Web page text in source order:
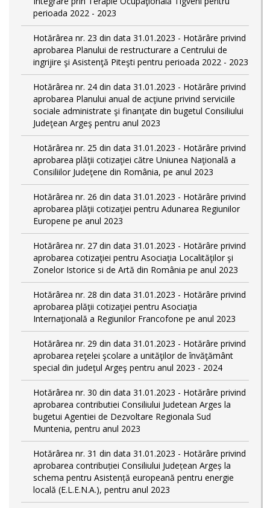
perioada 2022 - 2023
Hotărârea nr. 23 din data 31.01.2023 - Hotărâre privind
aprobarea Planului de restructurare a Centrului de
ingrijire şi Asistenţă Piteşti pentru perioada 2022 - 2023
Hotărârea nr. 24 din data 31.01.2023 - Hotărâre privind
aprobarea Planului anual de acţiune privind serviciile
sociale administrate şi finanţate din bugetul Consiliului
Judeţean Argeş pentru anul 2023
Hotărârea nr. 25 din data 31.01.2023 - Hotărâre privind
aprobarea plăţii cotizaţiei către Uniunea Naţională a
Consiliilor Judeţene din România, pe anul 2023
Hotărârea nr. 26 din data 31.01.2023 - Hotărâre privind
aprobarea plăţii cotizaţiei pentru Adunarea Regiunilor
Europene pe anul 2023
Hotărârea nr. 27 din data 31.01.2023 - Hotărâre privind
aprobarea cotizaţiei pentru Asociaţia Localităţilor şi
Zonelor Istorice si de Artă din România pe anul 2023
Hotărârea nr. 28 din data 31.01.2023 - Hotărâre privind
aprobarea plăţii cotizaţiei pentru Asociaţia
Internaţională a Regiunilor Francofone pe anul 2023
Hotărârea nr. 29 din data 31.01.2023 - Hotărâre privind
aprobarea reţelei şcolare a unităţilor de învăţământ
special din judeţul Argeş pentru anul 2023 - 2024
Hotărârea nr. 30 din data 31.01.2023 - Hotărâre privind
aprobarea contributiei Consiliului Judetean Arges la
bugetui Agentiei de Dezvoltare Regionala Sud
Muntenia, pentru anul 2023
Hotărârea nr. 31 din data 31.01.2023 - Hotărâre privind
aprobarea contribuției Consiliului Județean Argeș la
schema pentru Asistență europeană pentru energie
locală (E.L.E.N.A.), pentru anul 2023